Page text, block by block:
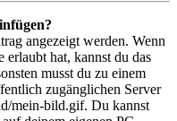
angezeigt werden. Wenn
hat, kannst du das
musst du zu einem
zugänglichen Server
mein-bild.gif. Du kannst